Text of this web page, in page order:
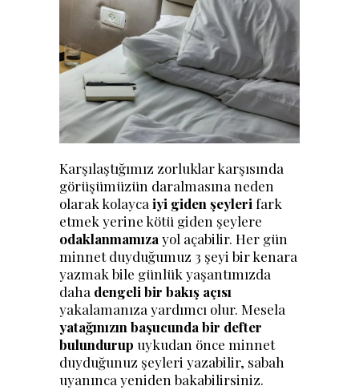
Karşılaştığımız zorluklar karşısında
görüşümüzün daralmasına neden
olarak kolaycaiyi giden şeylerifark
etmek yerine kötü giden şeylere
odaklanmamızayol açabilir. Her gün
minnet duyduğumuz 3 şeyi bir kenara
yazmak bile günlük yaşantımızda
daha dengeli bir bakış açısı
yakalamanıza yardımcı olur. Mesela
yatağınızın başucunda bir defter
bulundurup uykudan önce minnet
duyduğunuz şeyleri yazabilir, sabah
uyanınca yeniden bakabilirsiniz.